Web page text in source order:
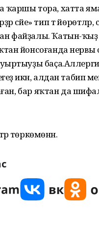
ҡаршы тора, хатта
сәйе» тип тә
файҙалы. Ҡатын-ҡыҙ
йонсоғанда
икән, алдан табип
бар яҡтан да
төркөмөнән.